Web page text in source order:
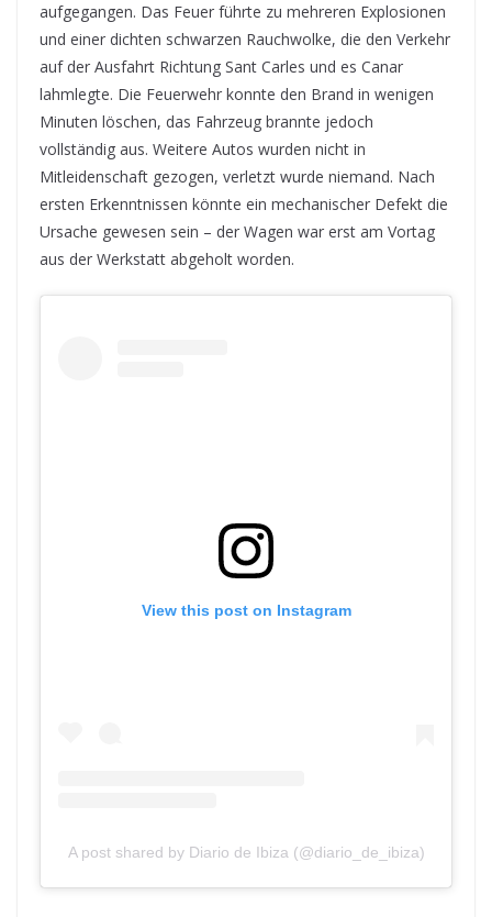
aufgegangen. Das Feuer führte zu mehreren Explosionen
und einer dichten schwarzen Rauchwolke, die den Verkehr
auf der Ausfahrt Richtung Sant Carles und es Canar
lahmlegte. Die Feuerwehr konnte den Brand in wenigen
Minuten löschen, das Fahrzeug brannte jedoch
vollständig aus. Weitere Autos wurden nicht in
Mitleidenschaft gezogen, verletzt wurde niemand. Nach
ersten Erkenntnissen könnte ein mechanischer Defekt die
Ursache gewesen sein – der Wagen war erst am Vortag
aus der Werkstatt abgeholt worden.
View this post on Instagram
A post shared by Diario de Ibiza (@diario_de_ibiza)